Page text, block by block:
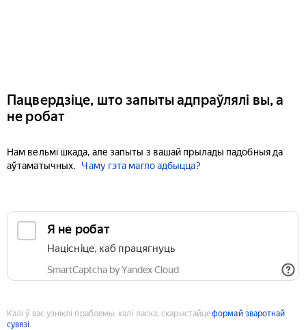
Пацвердзіце, што запыты адпраўлялі вы, а
не робат
Нам вельмі шкада, але запыты з вашай прылады падобныя да
аўтаматычных.
Чаму гэта магло адбыцца?
Я не робат
Націсніце, каб працягнуць
SmartCaptcha by Yandex Cloud
Калі ў вас узніклі праблемы, калі ласка, скарыстайцеформай зваротнай
сувязі